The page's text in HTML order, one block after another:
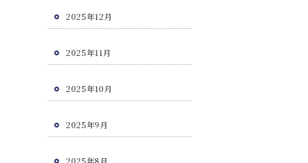
2025年12月
2025年11月
2025年10月
2025年9月
2025年8月